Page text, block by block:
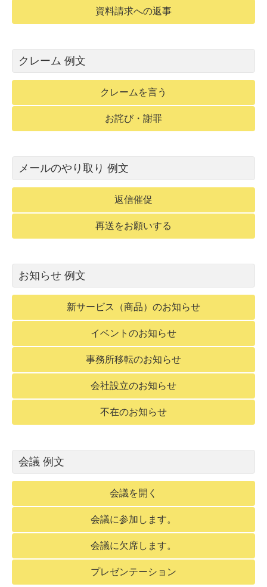
資料請求への返事
クレーム 例文
クレームを言う
お詫び・謝罪
メールのやり取り 例文
返信催促
再送をお願いする
お知らせ 例文
新サービス（商品）のお知らせ
イベントのお知らせ
事務所移転のお知らせ
会社設立のお知らせ
不在のお知らせ
会議 例文
会議を開く
会議に参加します。
会議に欠席します。
プレゼンテーション